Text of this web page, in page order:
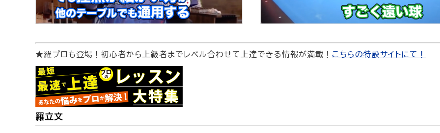
★羅プロも登場！初心者から上級者までレベル合わせて上達できる情報が満載！ こちらの特設サイトにて！
羅立文